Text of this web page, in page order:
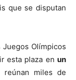
que se disputan
Olímpicos
esta plaza en un
reúnan miles de